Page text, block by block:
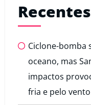
Recentes
Ciclone-bomba
oceano, mas
impactos
fria e pelo